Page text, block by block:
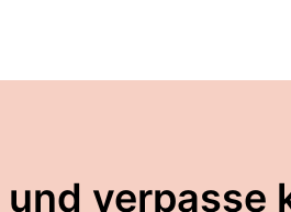
verpasse